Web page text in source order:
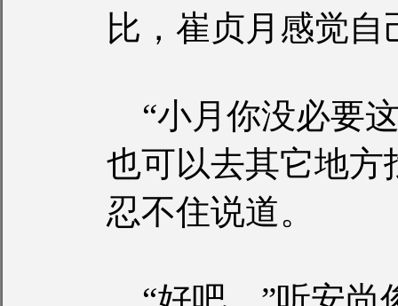
比，崔贞月感觉自
“小月你没必要
也可以去其它地方
忍不住说道。